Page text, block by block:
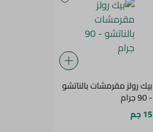
بيك رولز مقرمشات بالناتشو
- 90 جرام
15 جم